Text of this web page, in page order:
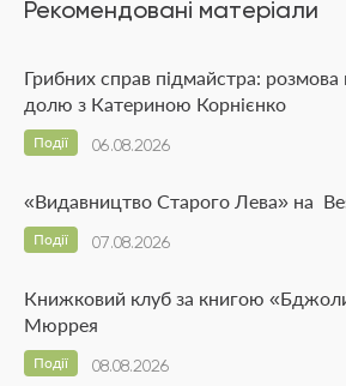
Рекомендовані матеріали
Грибних справ підмайстра: розмова
долю з Катериною Корнієнко
06.08.2026
Події
«Видавництво Старого Лева» на
07.08.2026
Події
Книжковий клуб за книгою
Мюррея
08.08.2026
Події